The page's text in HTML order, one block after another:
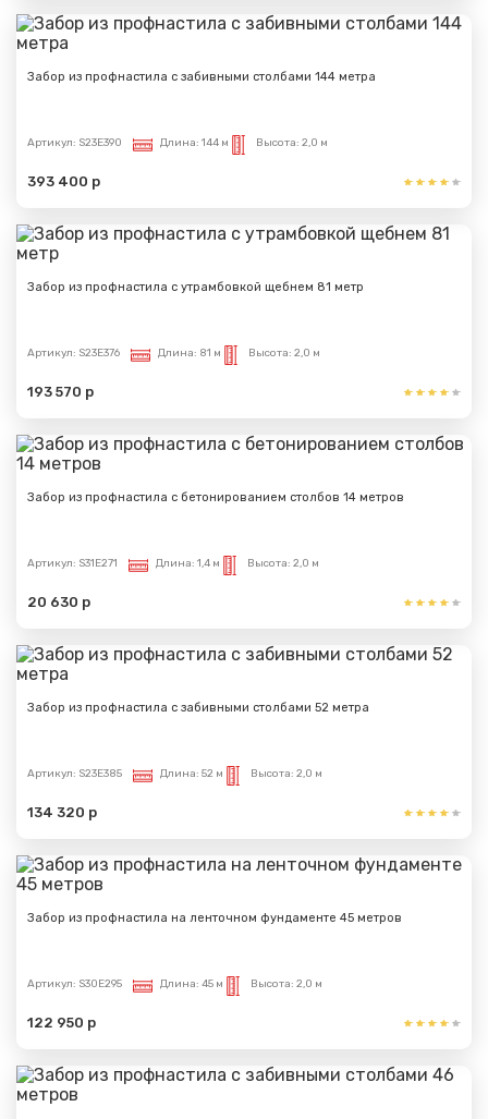
Забор из профнастила с забивными столбами 144 метра
Артикул: S23E390 Длина: 144 м Высота: 2,0 м
393 400 р
Забор из профнастила с утрамбовкой щебнем 81 метр
Артикул: S23E376 Длина: 81 м Высота: 2,0 м
193 570 р
Забор из профнастила с бетонированием столбов 14 метров
Артикул: S31E271 Длина: 1,4 м Высота: 2,0 м
20 630 р
Забор из профнастила с забивными столбами 52 метра
Артикул: S23E385 Длина: 52 м Высота: 2,0 м
134 320 р
Забор из профнастила на ленточном фундаменте 45 метров
Артикул: S30E295 Длина: 45 м Высота: 2,0 м
122 950 р